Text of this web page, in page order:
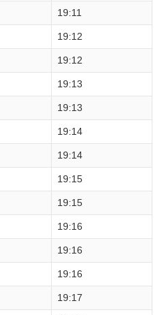
19:11
19:12
19:12
19:13
19:13
19:14
19:14
19:15
19:15
19:16
19:16
19:16
19:17